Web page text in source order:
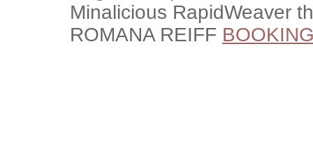
Minalicious RapidWeaver
ROMANA REIFF